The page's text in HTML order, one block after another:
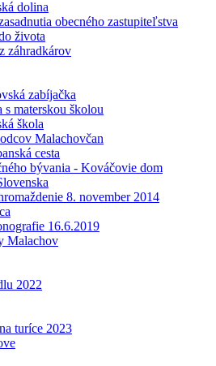
dolina
obecného zastupiteľstva
života
záhradkárov
zabíjačka
s materskou školou
škola
Malachovčan
cesta
bývania - Kováčovie dom
8. november 2014
16.6.2019
Malachov
2022
turíce 2023